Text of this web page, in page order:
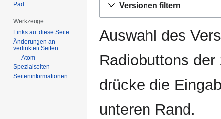
Navigation
Suche
Versionen filtern
Auswahl des
Radiobuttons
drücke die
unteren Rand.
Pad
Werkzeuge
Links auf diese Seite
Änderungen an
verlinkten Seiten
Atom
Spezialseiten
Seiten­­informationen